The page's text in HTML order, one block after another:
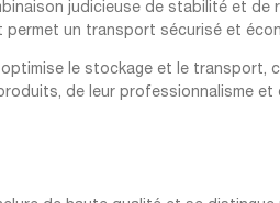
judicieuse de stabilité et de
un transport sécurisé et
le stockage et le transport,
de leur professionnalisme et